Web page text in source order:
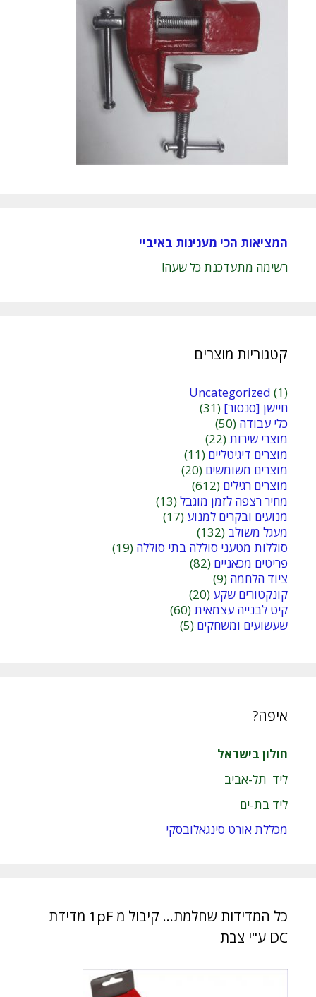
המציאות הכי מענינות באיביי
רשימה מתעדכנת כל שעה!
קטגוריות מוצרים
Uncategorized (1)
חיישן [סנסור] (31)
כלי עבודה (50)
מוצרי שירות(22)
מוצרים דיגיטליים (11)
מוצרים משומשים (20)
מוצרים רגילים (612)
מחיר רצפה לזמן מוגבל(13)
מנועים ובקרים למנוע (17)
מעגל משולב (132)
סוללות מטעני סוללה בתי סוללה (19)
פריטים מכאניים (82)
ציוד הלחמה (9)
קונקטורים שקע (20)
קיט לבנייה עצמאית(60)
שעשועים ומשחקים (5)
איפה?
חולון בישראל
ליד תל-אביב
ליד בת-ים
מכללת אורט סינגאלובסקי
כל המדידות שחלמת… קיבול מ 1pF מדידת
DC ע"י צבת